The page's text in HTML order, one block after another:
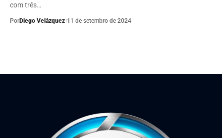
com três…
PorDiego Velázquez 11 de setembro de 2024